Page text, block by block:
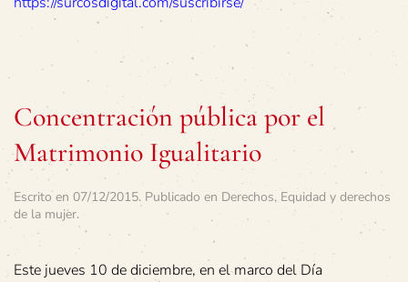
Concentración pública por el
Matrimonio Igualitario
Escrito en 07/12/2015. Publicado en Derechos, Equidad y derechos
de la mujer.
Este jueves 10 de diciembre, en el marco del Día